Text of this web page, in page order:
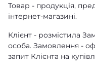
Товар - продукція,
інтернет-магазині.
Клієнт - розмістила
особа. Замовлення -
запит Клієнта на